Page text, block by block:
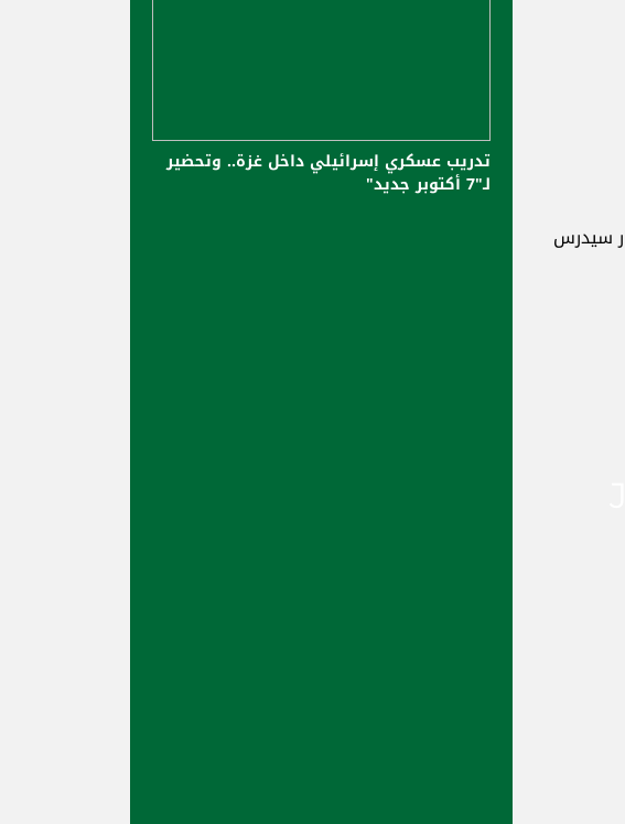
القرار سيدرس
تدريب عسكري إسرائيلي داخل غزة.. وتحضير
لـ"7 أكتوبر جديد"